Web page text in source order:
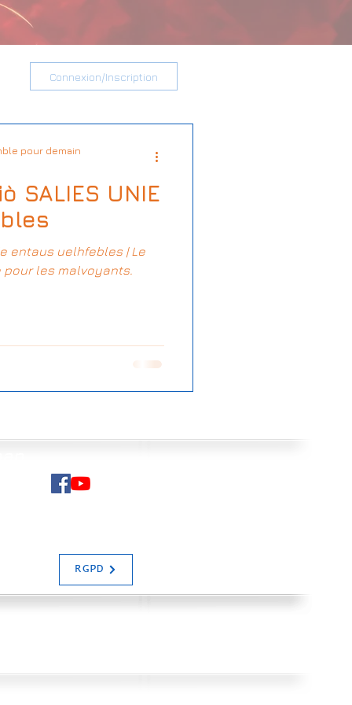
Connexion/Inscription
SALIES UNIE
entaus uelhfebles | Le
pour les malvoyants.
pour demain
RGPD